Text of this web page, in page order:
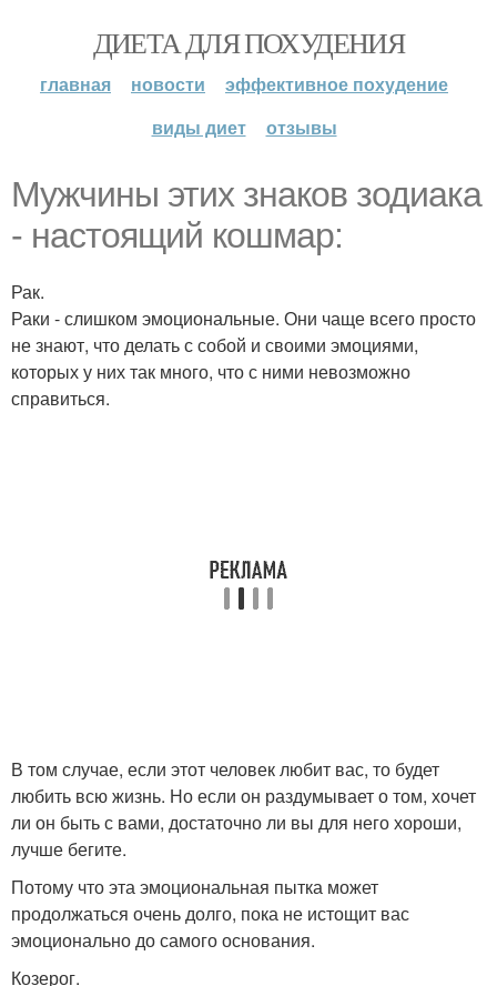
ДИЕТА ДЛЯ ПОХУДЕНИЯ
главная новости
эффективное похудение
виды диет
отзывы
Мужчины этих знаков зодиака
- настоящий кошмар:
Рак.
Раки - слишком эмоциональные. Они чаще всего просто
не знают, что делать с собой и своими эмоциями,
которых у них так много, что с ними невозможно
справиться.
В том случае, если этот человек любит вас, то будет
любить всю жизнь. Но если он раздумывает о том, хочет
ли он быть с вами, достаточно ли вы для него хороши,
лучше бегите.
Потому что эта эмоциональная пытка может
продолжаться очень долго, пока не истощит вас
эмоционально до самого основания.
Козерог.